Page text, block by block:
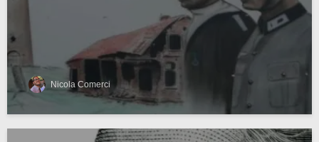
Nicola Comerci